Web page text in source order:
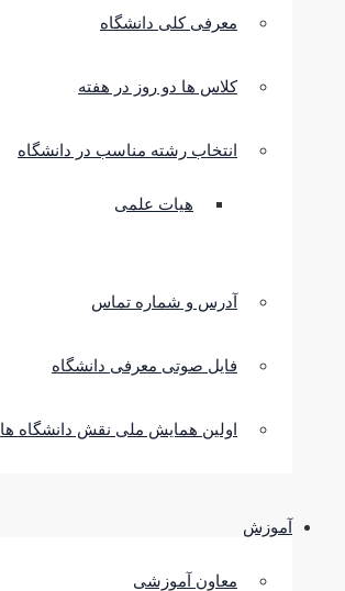
معرفی کلی دانشگاه
کلاس ها دو روز در هفته
انتخاب رشته مناسب در دانشگاه
هیات علمی
آدرس و شماره تماس
فایل صوتی معرفی دانشگاه
اولین همایش ملی نقش دانشگاه ها
آموزش
معاون آموزشی